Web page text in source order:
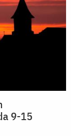
9-15